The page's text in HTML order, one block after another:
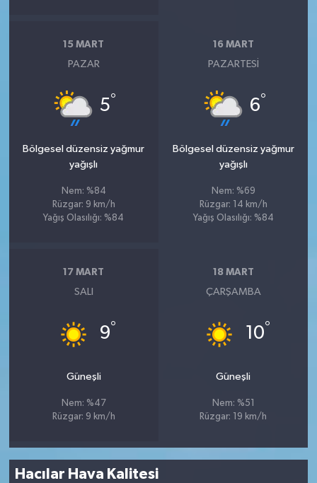
15 MART
PAZAR
5°
Bölgesel düzensiz yağmur
yağışlı
Nem: %84
Rüzgar: 9 km/h
Yağış Olasılığı: %84
16 MART
PAZARTESI
6°
Bölgesel düzensiz yağmur
yağışlı
Nem: %69
Rüzgar: 14 km/h
Yağış Olasılığı: %84
17 MART
SALI
9°
Güneşli
Nem: %47
Rüzgar: 9 km/h
18 MART
ÇARŞAMBA
10°
Güneşli
Nem: %51
Rüzgar: 19 km/h
Hacılar Hava Kalitesi